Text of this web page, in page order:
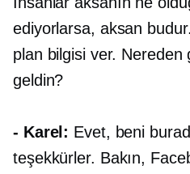
ediyorlarsa, aksan
plan bilgisi ver. Nereden
geldin?
- Karel: Evet, beni
teşekkürler. Bakın,